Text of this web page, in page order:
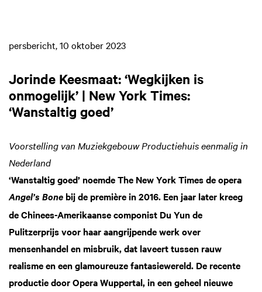
persbericht, 10 oktober 2023
Jorinde Keesmaat: ‘Wegkijken is
onmogelijk’ | New York Times:
‘Wanstaltig goed’
Voorstelling van Muziekgebouw Productiehuis eenmalig in
Nederland
‘Wanstaltig goed’ noemde The New York Times de opera
Angel’s Bone bij de première in 2016. Een jaar later kreeg
de Chinees-Amerikaanse componist Du Yun de
Pulitzerprijs voor haar aangrijpende werk over
mensenhandel en misbruik, dat laveert tussen rauw
realisme en een glamoureuze fantasiewereld. De recente
productie door Opera Wuppertal, in een geheel nieuwe